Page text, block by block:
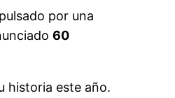
por una
60
historia este año.